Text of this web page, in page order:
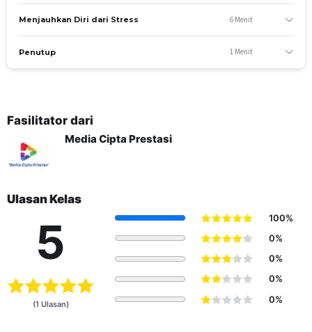
apa saja jenis-jenisnya
+ R = H
Peserta mengetahui alur stress, dari mulai penyebab
Peserta mengetahui bagaimana langkah-langkah
yang efektif dalam manajemen stress
Peserta dapat melakukan Self-Hypnosis agar dapat
mengatasi stress hingga selesai
Manajemen stress
Rumus kesuksesan
Tahapan stress
Macam-macam stress
HypnoTheraphy
Self Hynopsis
UNTUK SIAPA KELAS INI
Menjauhkan Diri dari Stress 6 Menit
Penutup 1 Menit
Fasilitator dari
Media Cipta Prestasi
Ulasan Kelas
5
(1 Ulasan)
100%
0%
0%
0%
0%